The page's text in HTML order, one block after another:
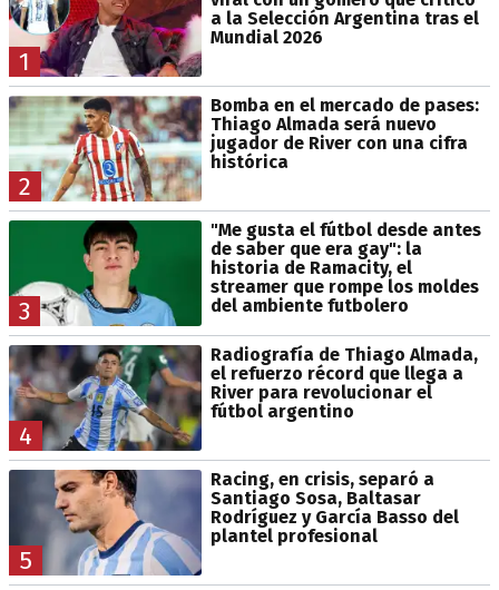
1
a la Selección Argentina tras el
Mundial 2026
2
Bomba en el mercado de pases:
Thiago Almada será nuevo
jugador de River con una cifra
histórica
3
"Me gusta el fútbol desde antes
de saber que era gay": la
historia de Ramacity, el
streamer que rompe los moldes
del ambiente futbolero
4
Radiografía de Thiago Almada,
el refuerzo récord que llega a
River para revolucionar el
fútbol argentino
5
Racing, en crisis, separó a
Santiago Sosa, Baltasar
Rodríguez y García Basso del
plantel profesional